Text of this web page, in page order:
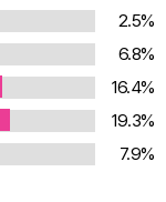
. 이제 중국을 아는
기’ 중국편과 함께하
발견하는 동시에 동
의 모습을 한눈에 바
가들의 본거지이
2.5%
6.8%
16.4%
19.3%
7.9%